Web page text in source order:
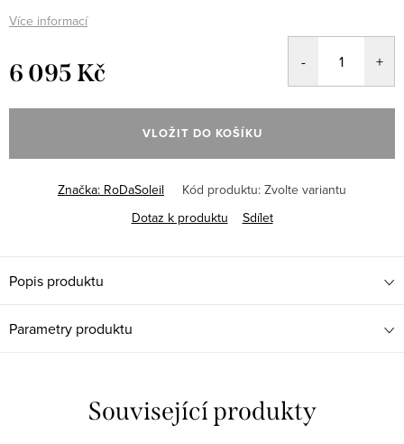
Více informací
6 095 Kč
cena:
VLOŽIT DO KOŠÍKU
Značka: RoDaSoleil Kód produktu: Zvolte variantu
Dotaz k produktu
Sdílet
Popis produktu
Parametry produktu
Související produkty